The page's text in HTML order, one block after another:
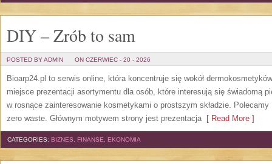
DIY – Zrób to sam
POSTED BY ADMIN ON CZERWIEC - 20 - 2026
Bioarp24.pl to serwis online, która koncentruje się wokół
miejsce prezentacji asortymentu dla osób, które interesują się świadomą
w rosnące zainteresowanie kosmetykami o prostszym składzie. Polecamy
zero waste. Głównym motywem strony jest prezentacja[ Read More ]
CATEGORIES: BIZNES, FINANSE, EKONOMIA